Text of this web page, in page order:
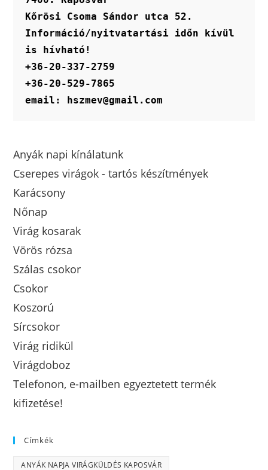
Kőrösi Csoma Sándor utca 52.
Információ/nyitvatartási időn kívül
is hívható!
+36-20-337-2759
+36-20-529-7865
email: hszmev@gmail.com
Anyák napi kínálatunk
Cserepes virágok - tartós készítmények
Karácsony
Nőnap
Virág kosarak
Vörös rózsa
Szálas csokor
Csokor
Koszorú
Sírcsokor
Virág ridikül
Virágdoboz
Telefonon, e-mailben egyeztetett termék
kifizetése!
Címkék
ANYÁK NAPJA VIRÁGKÜLDÉS KAPOSVÁR